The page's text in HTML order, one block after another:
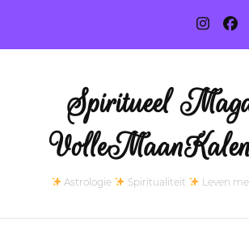
Spiritueel
Astrologie Spiritualiteit Leven